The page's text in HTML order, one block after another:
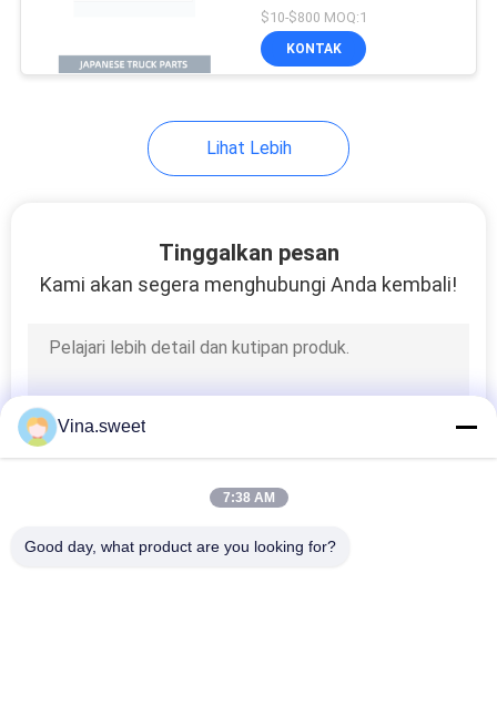
Suku Cadang Mesin
Suku Cadang Rem
Isuzu
Suku Cadang Tubuh
Isuzu
Untuk suku cadang truk
Isuzu
$10-$800 MOQ:1
KONTAK
Lihat Lebih
Tinggalkan pesan
Kami akan segera menghubungi Anda kembali!
Vina.sweet
7:38 AM
Good day, what product are you looking for?